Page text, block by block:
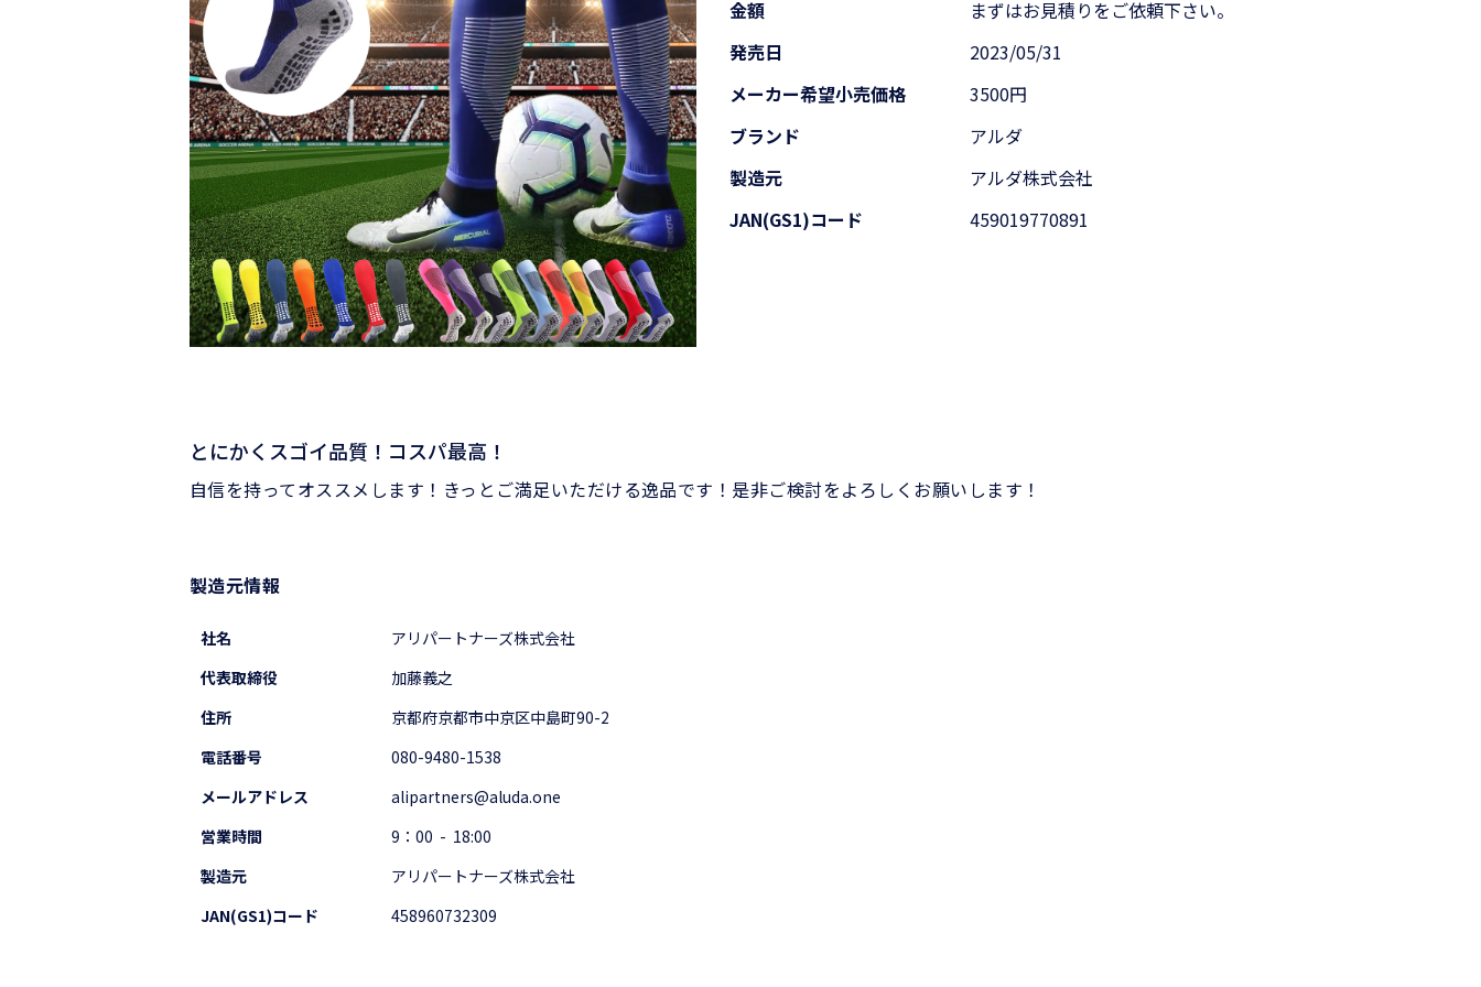
金額
まずはお見積りをご依頼下さい。
発売日
2023/05/31
メーカー希望小売価格
3500円
ブランド
アルダ
製造元
アルダ株式会社
JAN(GS1)コード
459019770891
とにかくスゴイ品質！コスパ最高！
自信を持ってオススメします！きっとご満足いただける逸品です！是非ご検討をよろしくお願いします！
製造元情報
社名
アリパートナーズ株式会社
代表取締役
加藤義之
住所
京都府京都市中京区中島町90-2
電話番号
080-9480-1538
メールアドレス
alipartners@aluda.one
営業時間
9：00 - 18:00
製造元
アリパートナーズ株式会社
JAN(GS1)コード
458960732309